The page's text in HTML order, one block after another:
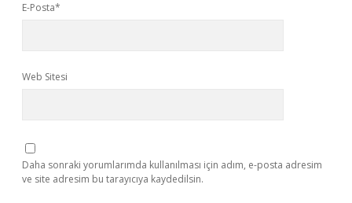
E-Posta*
Web Sitesi
Daha sonraki yorumlarımda kullanılması için adım, e-posta adresim
ve site adresim bu tarayıcıya kaydedilsin.